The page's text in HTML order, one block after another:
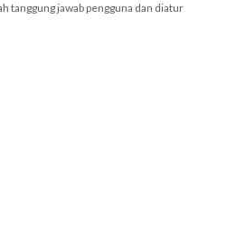
tanggung jawab pengguna dan diatur